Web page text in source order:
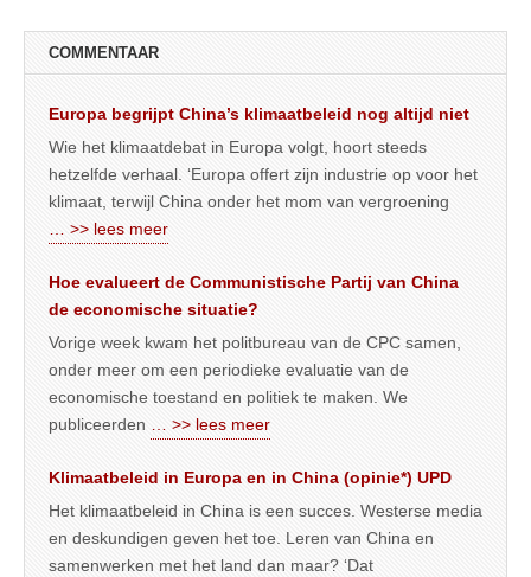
COMMENTAAR
Europa begrijpt China’s klimaatbeleid nog altijd niet
Wie het klimaatdebat in Europa volgt, hoort steeds
hetzelfde verhaal. ‘Europa offert zijn industrie op voor het
klimaat, terwijl China onder het mom van vergroening
… >> lees meer
Hoe evalueert de Communistische Partij van China
de economische situatie?
Vorige week kwam het politbureau van de CPC samen,
onder meer om een periodieke evaluatie van de
economische toestand en politiek te maken. We
publiceerden … >> lees meer
Klimaatbeleid in Europa en in China (opinie*) UPD
Het klimaatbeleid in China is een succes. Westerse media
en deskundigen geven het toe. Leren van China en
samenwerken met het land dan maar? ‘Dat